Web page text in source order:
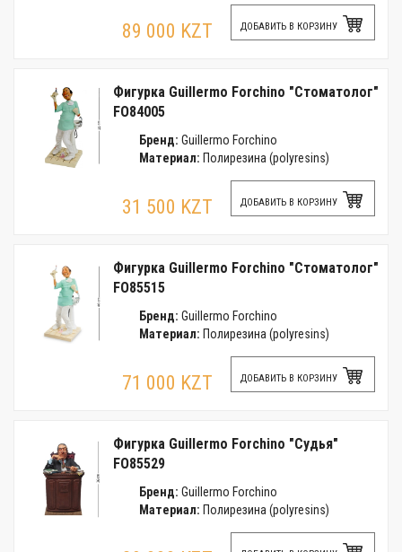
89 000 KZT ДОБАВИТЬ В КОРЗИНУ
Фигурка Guillermo Forchino "Стоматолог"
FO84005
Бренд: Guillermo Forchino
Материал: Полирезина (polyresins)
31 500 KZT ДОБАВИТЬ В КОРЗИНУ
Фигурка Guillermo Forchino "Стоматолог"
FO85515
Бренд: Guillermo Forchino
Материал: Полирезина (polyresins)
71 000 KZT ДОБАВИТЬ В КОРЗИНУ
Фигурка Guillermo Forchino "Судья"
FO85529
Бренд: Guillermo Forchino
Материал: Полирезина (polyresins)